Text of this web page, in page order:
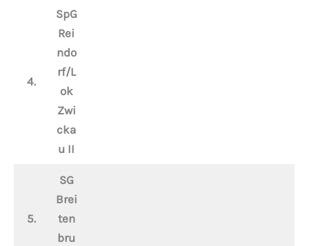
4.
SpG
Rei
ndo
rf/L
ok
Zwi
cka
u II
5.
SG
Brei
ten
bru